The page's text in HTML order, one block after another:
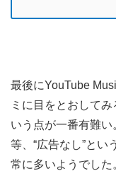
最後にYouTube
ミに目をとおしてみ
いう点が一番有難い
等、“広告なし”と
常に多いようでした